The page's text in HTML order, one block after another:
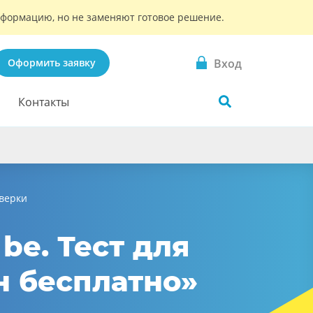
но не заменяют готовое решение.
Оформить заявку Вход
Контакты
Тест для
бесплатно»